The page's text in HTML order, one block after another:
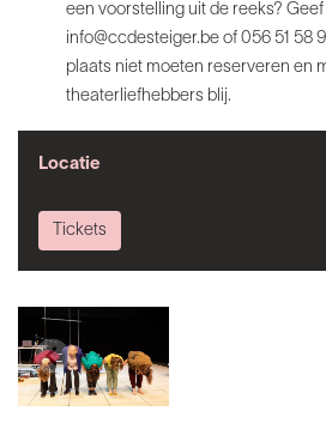
een voorstelling uit de reeks?
info@ccdesteiger.be of 056 51 58
plaats niet moeten reserveren en
theaterliefhebbers blij.
Locatie
Tickets